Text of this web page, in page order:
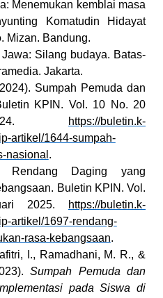
Menemukan kemblai masa
Komatudin Hidayat
Mizan. Bandung.
Silang budaya. Batas-
Jakarta.
Sumpah Pemuda dan
KPIN. Vol. 10 No. 20
https://buletin.k-
artikel/1644-sumpah-
nasional .
Rendang Daging yang
Buletin KPIN. Vol.
2025.
https://buletin.k-
artikel/1697-rendang-
rasa-kebangsaan.
I., Ramadhani, M. R., &
Sumpah Pemuda dan
pada Siswa di